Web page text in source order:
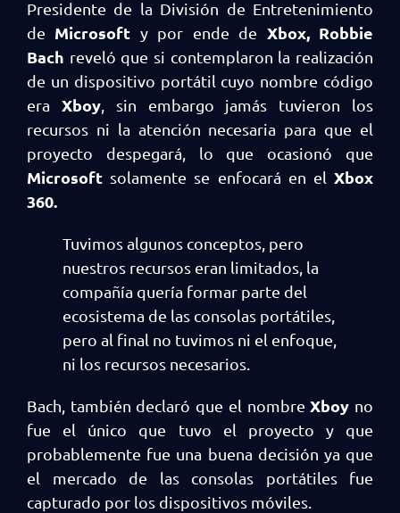
Presidente de la División de Entretenimiento
de Microsoft y por ende de Xbox, Robbie
Bach reveló que si contemplaron la realización
de un dispositivo portátil cuyo nombre código
era Xboy, sin embargo jamás tuvieron los
recursos ni la atención necesaria para que el
proyecto despegará, lo que ocasionó que
Microsoft solamente se enfocará en el Xbox
360.
Tuvimos algunos conceptos, pero
nuestros recursos eran limitados, la
compañía quería formar parte del
ecosistema de las consolas portátiles,
pero al final no tuvimos ni el enfoque,
ni los recursos necesarios.
Bach, también declaró que el nombreXboy no
fue el único que tuvo el proyecto y que
probablemente fue una buena decisión ya que
el mercado de las consolas portátiles fue
capturado por los dispositivos móviles.